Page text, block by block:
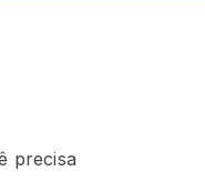
precisa